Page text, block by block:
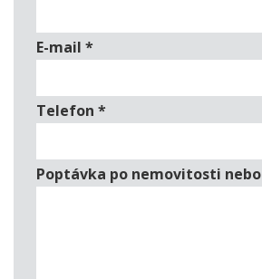
E-mail *
Telefon *
Poptávka po nemovitosti